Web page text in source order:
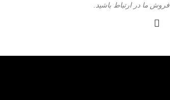
فروش ما در ارتباط باشید.